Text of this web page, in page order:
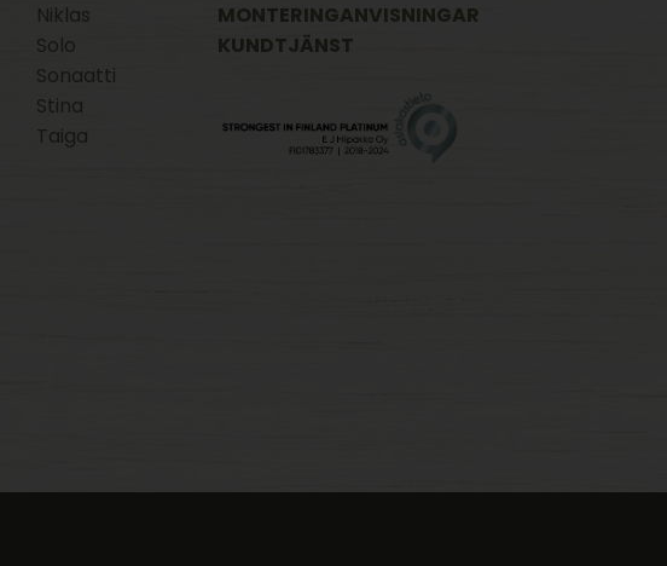
Niklas
Solo
Sonaatti
Stina
Taiga
MONTERINGANVISNINGAR
KUNDTJÄNST